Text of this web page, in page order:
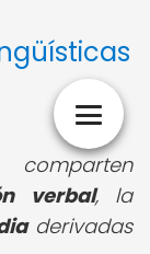
verbal, la
derivadas